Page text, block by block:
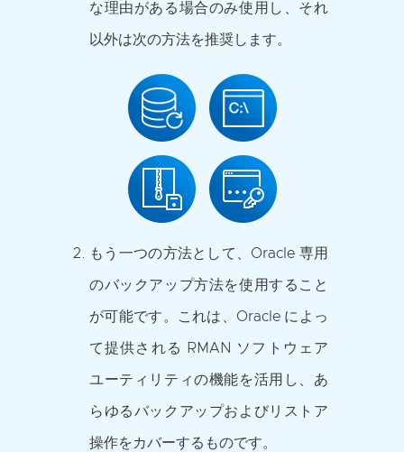
な理由がある場合のみ使用し、それ
以外は次の方法を推奨します。
もう一つの方法として、Oracle 専用
のバックアップ方法を使用すること
が可能です。これは、Oracle によっ
て提供される RMAN ソフトウェア
ユーティリティの機能を活用し、あ
らゆるバックアップおよびリストア
操作をカバーするものです。